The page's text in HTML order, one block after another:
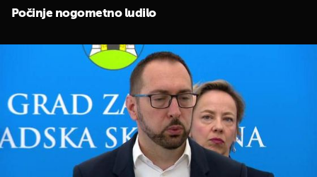
Počinje nogometno ludilo